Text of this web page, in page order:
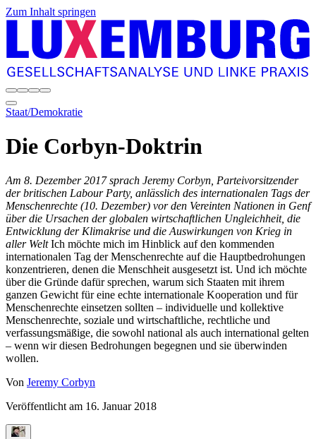
Zum Inhalt springen
Staat/Demokratie
Die Corbyn-Doktrin
Am 8. Dezember 2017 sprach Jeremy Corbyn, Parteivorsitzender
der britischen Labour Party, anlässlich des internationalen Tags der
Menschenrechte (10. Dezember) vor den Vereinten Nationen in Genf
über die Ursachen der globalen wirtschaftlichen Ungleichheit, die
Entwicklung der Klimakrise und die Auswirkungen von Krieg in
aller WeltIch möchte mich im Hinblick auf den kommenden
internationalen Tag der Menschenrechte auf die Hauptbedrohungen
konzentrieren, denen die Menschheit ausgesetzt ist. Und ich möchte
über die Gründe dafür sprechen, warum sich Staaten mit ihrem
ganzen Gewicht für eine echte internationale Kooperation und für
Menschenrechte einsetzen sollten – individuelle und kollektive
Menschenrechte, soziale und wirtschaftliche, rechtliche und
verfassungsmäßige, die sowohl national als auch international gelten
– wenn wir diesen Bedrohungen begegnen und sie überwinden
wollen.
Von Jeremy Corbyn
Veröffentlicht am 16. Januar 2018